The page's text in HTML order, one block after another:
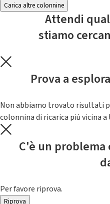
Carica altre colonnine
Attendi
stiamo
Prova a
Non abbiamo trovato risultati
colonnina di ricarica piú vicina
C'è un
Per favore riprova.
Riprova